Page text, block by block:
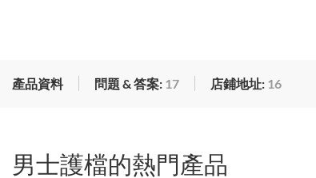
產品資料 問題 & 答案: 17 店鋪地址: 16
男士護檔的熱門產品